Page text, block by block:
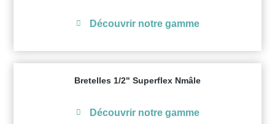
Découvrir notre gamme
Bretelles 1/2" Superflex Nmâle
Découvrir notre gamme